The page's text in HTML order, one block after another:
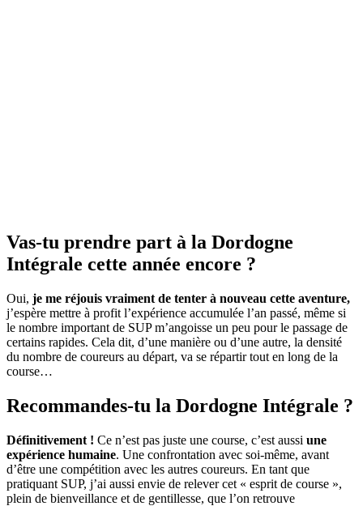
Vas-tu prendre part à la Dordogne
Intégrale cette année encore ?
Oui, je me réjouis vraiment de tenter à nouveau cette aventure,
j’espère mettre à profit l’expérience accumulée l’an passé, même si
le nombre important de SUP m’angoisse un peu pour le passage de
certains rapides. Cela dit, d’une manière ou d’une autre, la densité
du nombre de coureurs au départ, va se répartir tout en long de la
course…
Recommandes-tu la Dordogne Intégrale ?
Définitivement ! Ce n’est pas juste une course, c’est aussi une
expérience humaine. Une confrontation avec soi-même, avant
d’être une compétition avec les autres coureurs. En tant que
pratiquant SUP, j’ai aussi envie de relever cet « esprit de course »,
plein de bienveillance et de gentillesse, que l’on retrouve